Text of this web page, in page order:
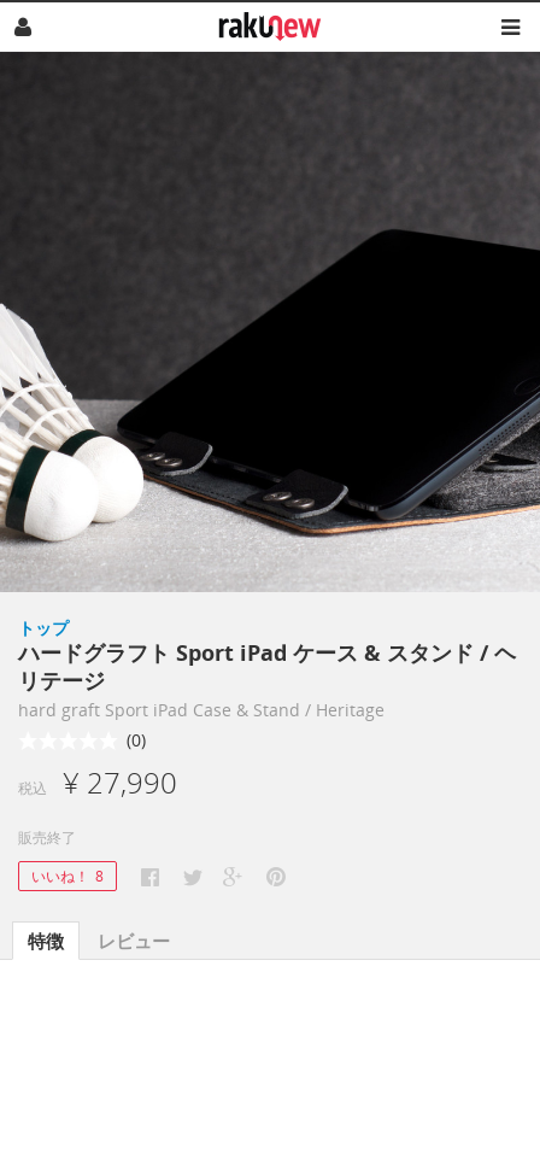
トップ
ハードグラフト Sport iPad ケース & スタンド / ヘ
リテージ
hard graft Sport iPad Case & Stand / Heritage
(0)
税込 ¥ 27,990
販売終了
いいね！ 8
特徴 レビュー